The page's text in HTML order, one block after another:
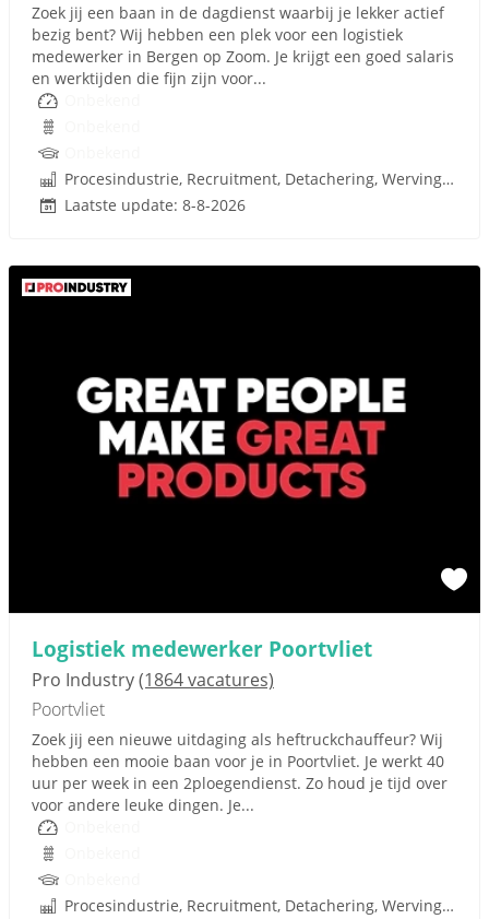
Zoek jij een baan in de dagdienst waarbij je lekker actief
bezig bent? Wij hebben een plek voor een logistiek
medewerker in Bergen op Zoom. Je krijgt een goed salaris
en werktijden die fijn zijn voor...
Procesindustrie, Recruitment, Detachering, Werving en Selectie
Laatste update: 8-8-2026
Logistiek medewerker Poortvliet
Pro Industry(1864 vacatures)
Poortvliet
Zoek jij een nieuwe uitdaging als heftruckchauffeur? Wij
hebben een mooie baan voor je in Poortvliet. Je werkt 40
uur per week in een 2ploegendienst. Zo houd je tijd over
voor andere leuke dingen. Je...
Procesindustrie, Recruitment, Detachering, Werving en Selectie